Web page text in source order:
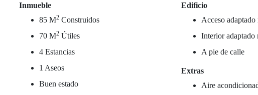
Inmueble
85 M2 Construidos
70 M2 Útiles
4 Estancias
1 Aseos
Buen estado
Edificio
Acceso
Interior
A pie de calle
Extras
Aire